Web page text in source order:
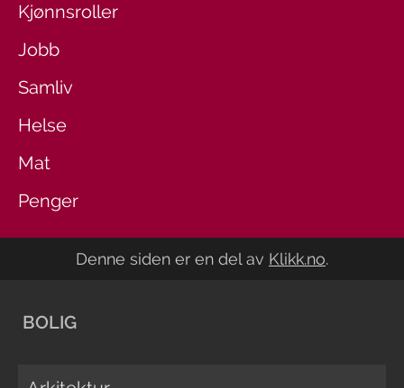
Kjønnsroller
Jobb
Samliv
Helse
Mat
Penger
Denne siden er en del av Klikk.no.
BOLIG